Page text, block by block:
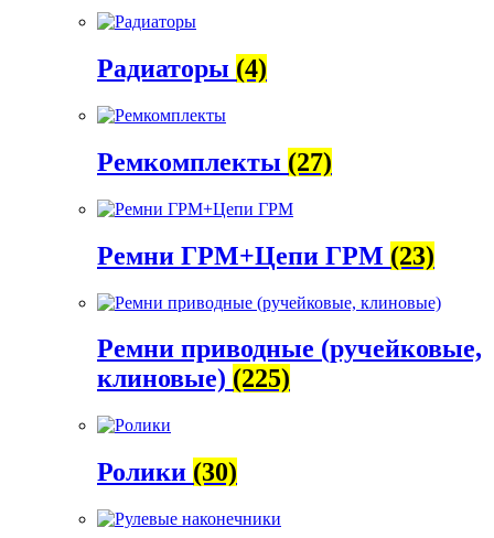
Радиаторы (4)
Ремкомплекты (27)
Ремни ГРМ+Цепи ГРМ (23)
Ремни приводные (ручейковые,
клиновые) (225)
Ролики (30)